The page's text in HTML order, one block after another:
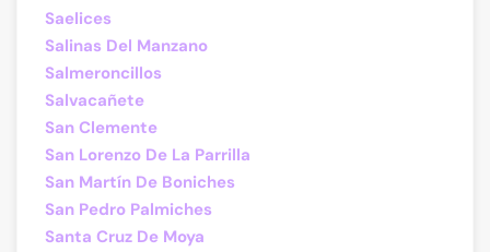
Saelices
Salinas Del Manzano
Salmeroncillos
Salvacañete
San Clemente
San Lorenzo De La Parrilla
San Martín De Boniches
San Pedro Palmiches
Santa Cruz De Moya